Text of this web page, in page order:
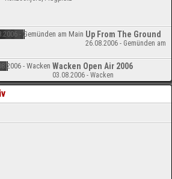
Up From The Ground
26.08.2006 - Gemünden am
Wacken Open Air 2006
03.08.2006 - Wacken